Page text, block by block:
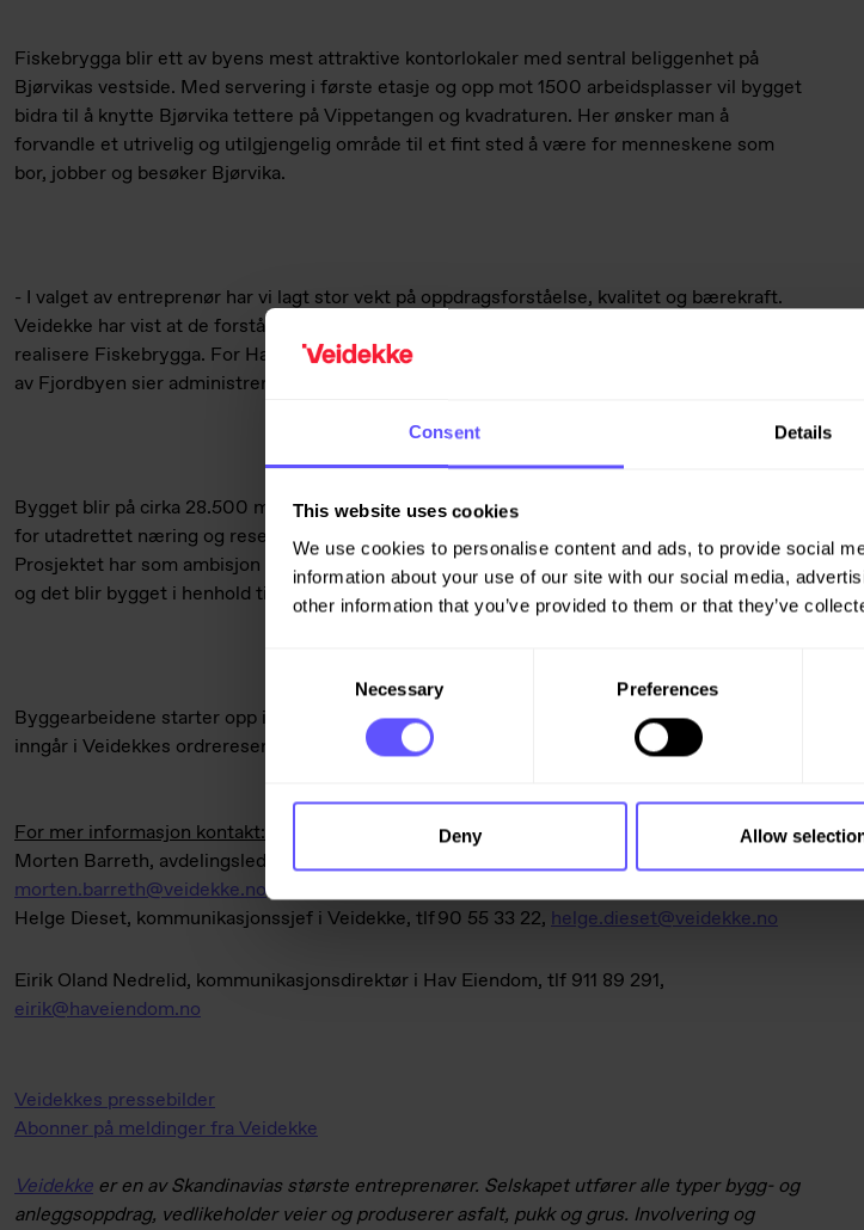
Consent Details
This website uses cookies
We use cookies to personalise content and ads, to provide social
information about your use of our site with our social media,
other information that you’ve provided to them or that they’ve
Necessary Preferences
Deny Allow
Fiskebrygga blir ett av byens mest attraktive kontorlokaler med sentral beliggenhet på
Bjørvikas vestside. Med servering i første etasje og opp mot 1500 arbeidsplasser vil bygget
bidra til å knytte Bjørvika tettere på Vippetangen og kvadraturen. Her ønsker man å
forvandle et utrivelig og utilgjengelig område til et fint sted å være for menneskene som
bor, jobber og besøker Bjørvika.
- I valget av entreprenør har vi lagt stor vekt på oppdragsforståelse, kvalitet og bærekraft.
Veidekke har vist at de forstår våre ambisjoner og har tilnærmingen som kreves for å
realisere Fiskebrygga. For Hav Eiendom er dette et viktig prosjekt i den videre utviklingen
av Fjordbyen sier administrerende direktør Kjell Kalland i Hav Eiendom.
Bygget blir på cirka 28.500 m2 fordelt på syv etasjer og kjeller. På gateplan blir det lokaler
for utadrettet næring og resepsjon, mens det blir kontorarealer i andre til syvende etasje.
Prosjektet har som ambisjon å bli miljøsertifisert etter BREEAM-NOR v6 klasse Excellent,
og det blir bygget i henhold til kriteriene i EUs taksonomi.
Byggearbeidene starter opp i november med planlagt overlevering høsten 2028. Oppdraget
inngår i Veidekkes ordrereserve for første kvartal 2026. Les mer
om prosjektet her
For mer informasjon kontakt:
Morten Barreth, avdelingsleder i Veidekke Bygg Oslo, tlf 93 88 37 16,
morten.barreth@veidekke.no
Helge Dieset, kommunikasjonssjef i Veidekke, tlf 90 55 33 22, helge.dieset@veidekke.no
Eirik Oland Nedrelid, kommunikasjonsdirektør i Hav Eiendom, tlf 911 89 291,
eirik@haveiendom.no
Veidekkes pressebilder
Abonner på meldinger fra Veidekke
Veidekke er en av Skandinavias største entreprenører. Selskapet utfører alle typer bygg- og
anleggsoppdrag, vedlikeholder veier og produserer asfalt, pukk og grus. Involvering og